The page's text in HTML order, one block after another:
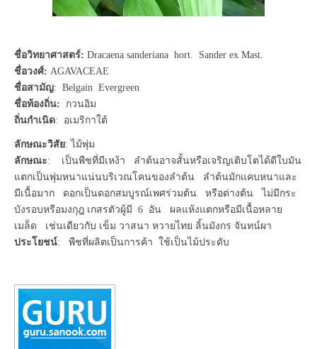
ชื่อวิทยาศาสตร์: Dracaena sanderiana hort. Sander ex Mast.
ชื่อวงศ์: AGAVACEAE
ชื่อสามัญ: Belgain Evergreen
ชื่อท้องถิ่น: กวนอิม
ถิ่นกำเนิด: อเมริกาใต้
ลักษณะวิสัย: ไม้พุ่ม
ลักษณะ: เป็นพืชที่มีเหง้า ลำต้นอาจสั้นหรือเจริญเติบโตได้ดีใบมัน
แตกเป็นพุ่มหนาแน่นบริเวณโคนของลำต้น ลำต้นมักแคบหนาและ
มีเนื้อมาก ดอกเป็นดอกสมบูรณ์เพศร่วมต้น หรือต่างต้น ไม่มีกระ
บังรอบหรือมงกุฎ เกสรตัวผู้มี 6 อัน ผลแห้งแตกหรือมีเนื้อหลาย
เมล็ด เช่นเดียวกับ เข็ม วาสนา หวายไทย ลิ้นมังกร จันทน์ผา
ประโยชน์: พืชที่ผลิตเป็นการค้า ใช้เป็นไม้ประดับ